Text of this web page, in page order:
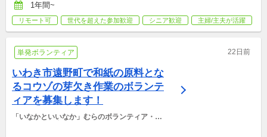
1年間~
リモート可 世代を超えた参加歓迎 シニア歓迎 主婦/主夫が活躍
単発ボランティア 22日前
いわき市遠野町で和紙の原料とな
るコウゾの芽欠き作業のボランテ
ィアを募集します！
「いなかといいなか」むらのボランティア・マ